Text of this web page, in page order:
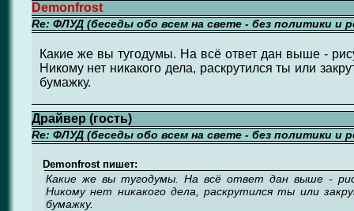
Demonfrost
Re: ФЛУД (беседы обо всем на свете - без политики и
Какие же вы тугодумы. На всё ответ дан выше -
Никому нет никакого дела, раскрутился ты или
бумажку.
Драйвер (гость)
Re: ФЛУД (беседы обо всем на свете - без политики и
Demonfrost пишет:
Какие же вы тугодумы. На всё ответ дан выше -
Никому нет никакого дела, раскрутился ты или
бумажку.